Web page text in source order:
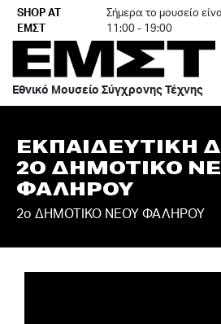
Skip
content
SHOP AT
ΕΜΣΤ
Σήμερα το μουσείο
11:00 - 19:00
Εθνικό Μουσείο Σύγχρονης Τέχνης
ΕΚΠΑΙΔΕΥΤΙΚΗ
2Ο ΔΗΜΟΤΙΚΟ
ΦΑΛΗΡΟΥ
2ο ΔΗΜΟΤΙΚΟ ΝΕΟΥ ΦΑΛΗΡΟΥ